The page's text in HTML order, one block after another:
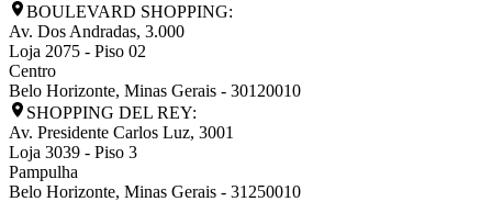
BOULEVARD SHOPPING:
Av. Dos Andradas, 3.000
Loja 2075 - Piso 02
Centro
Belo Horizonte, Minas Gerais - 30120010
SHOPPING DEL REY:
Av. Presidente Carlos Luz, 3001
Loja 3039 - Piso 3
Pampulha
Belo Horizonte, Minas Gerais - 31250010